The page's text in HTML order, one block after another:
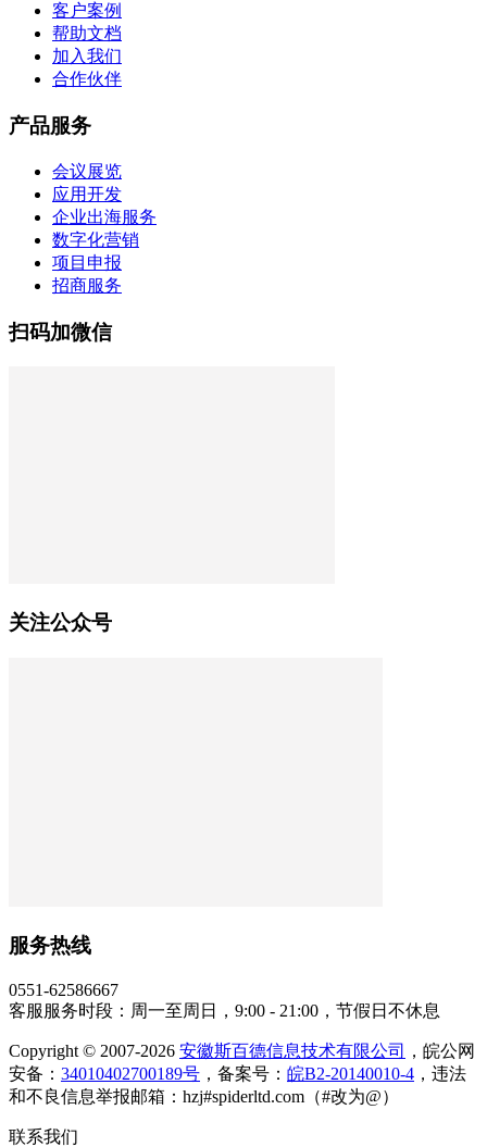
客户案例
帮助文档
加入我们
合作伙伴
产品服务
会议展览
应用开发
企业出海服务
数字化营销
项目申报
招商服务
扫码加微信
关注公众号
服务热线
0551-62586667
客服服务时段：周一至周日，9:00 - 21:00，节假日不休息
Copyright © 2007-2026 安徽斯百德信息技术有限公司
，皖公网
安备： 34010402700189号 ，备案号： 皖B2-20140010-4 ，违法
和不良信息举报邮箱：hzj#spiderltd.com（#改为@）
联系我们